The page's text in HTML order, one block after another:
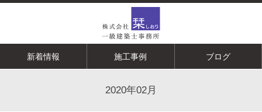
新着情報 施工事例 ブログ
2020年02月